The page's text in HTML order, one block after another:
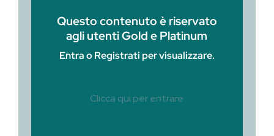
Questo contenuto è riservato
agli utenti Gold e Platinum
Entra o Registrati per visualizzare.
Clicca qui per entrare